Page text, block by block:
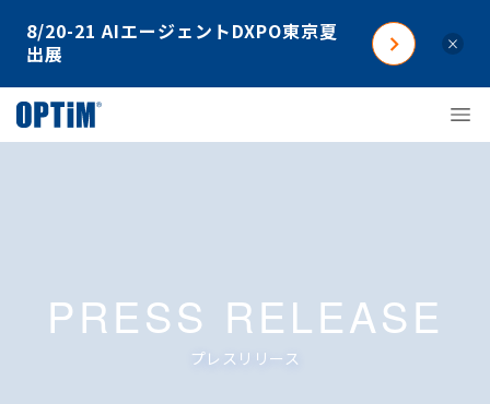
8/20-21 AIエージェントDXPO東京夏
出展
×
PRESS RELEASE
プレスリリース